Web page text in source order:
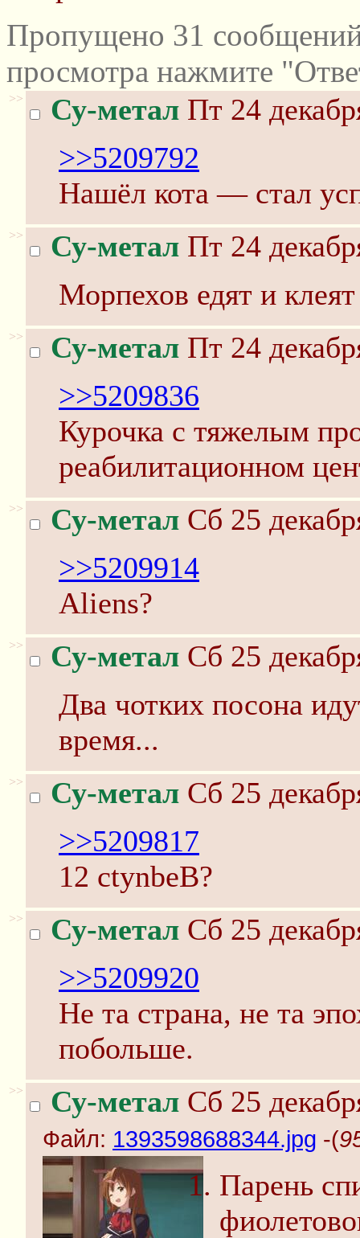
Пропущено 31
просмотра нажмите
>> Су-метал Пт 24
>>5209792
Нашёл кота — стал
>> Су-метал Пт 24
Морпехов едят и
>> Су-метал Пт 24
>>5209836
Курочка с тяжелым
реабилитационном
>> Су-метал Сб 25
>>5209914
Aliens?
>> Су-метал Сб 25
Два чотких посона
время...
>> Су-метал Сб 25
>>5209817
12 ctynbeB?
>> Су-метал Сб 25
>>5209920
Не та страна, не та
побольше.
>> Су-метал Сб 25
Файл: 1393598688344.jpg -(
Парень